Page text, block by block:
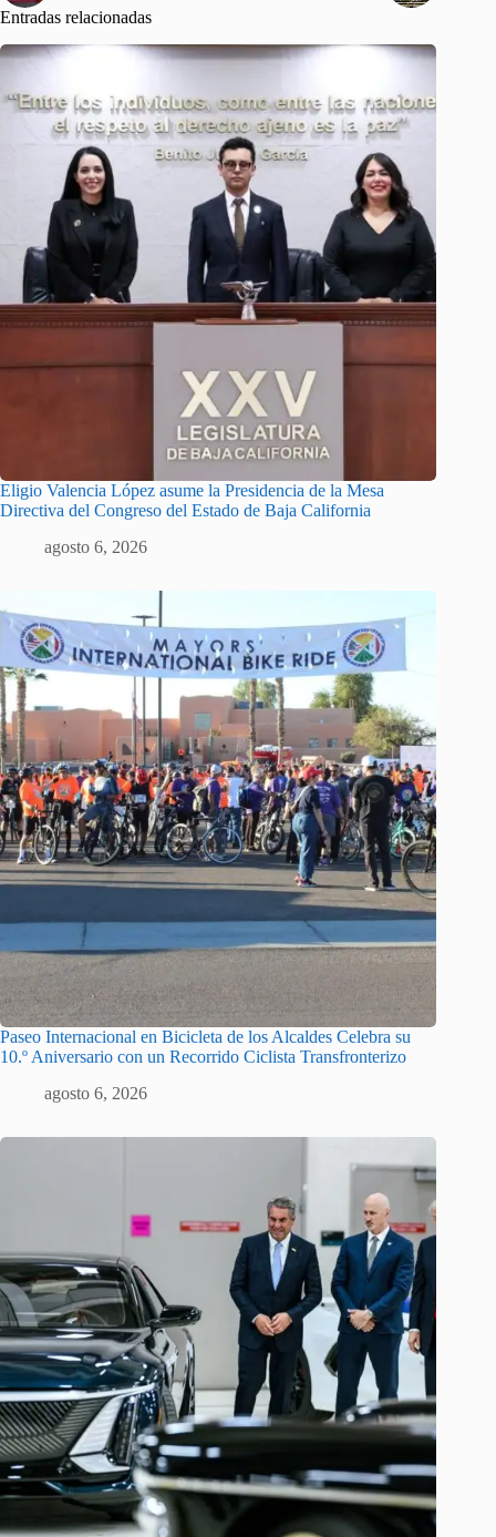
Entradas relacionadas
Eligio Valencia López asume la Presidencia de la Mesa
Directiva del Congreso del Estado de Baja California
agosto 6, 2026
Paseo Internacional en Bicicleta de los Alcaldes Celebra su
10.º Aniversario con un Recorrido Ciclista Transfronterizo
agosto 6, 2026